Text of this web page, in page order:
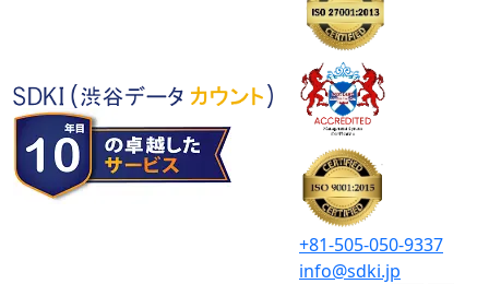
+81-505-050-9337
info@sdki.jp